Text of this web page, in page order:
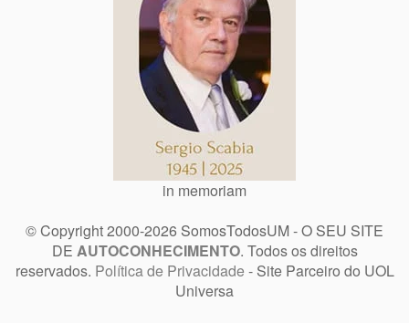
in memoriam
© Copyright 2000-2026 SomosTodosUM - O SEU SITE
DE AUTOCONHECIMENTO. Todos os direitos
reservados. Política de Privacidade - Site Parceiro do UOL
Universa